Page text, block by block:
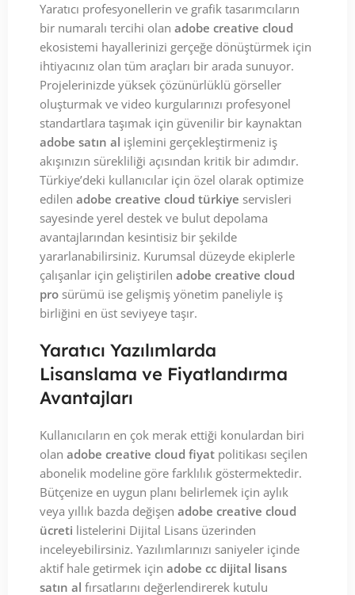
Yaratıcı profesyonellerin ve grafik tasarımcıların
bir numaralı tercihi olan adobe creative cloud
ekosistemi hayallerinizi gerçeğe dönüştürmek için
ihtiyacınız olan tüm araçları bir arada sunuyor.
Projelerinizde yüksek çözünürlüklü görseller
oluşturmak ve video kurgularınızı profesyonel
standartlara taşımak için güvenilir bir kaynaktan
adobe satın al işlemini gerçekleştirmeniz iş
akışınızın sürekliliği açısından kritik bir adımdır.
Türkiye’deki kullanıcılar için özel olarak optimize
edilen adobe creative cloud türkiye servisleri
sayesinde yerel destek ve bulut depolama
avantajlarından kesintisiz bir şekilde
yararlanabilirsiniz. Kurumsal düzeyde ekiplerle
çalışanlar için geliştirilen adobe creative cloud
pro sürümü ise gelişmiş yönetim paneliyle iş
birliğini en üst seviyeye taşır.
Yaratıcı Yazılımlarda
Lisanslama ve Fiyatlandırma
Avantajları
Kullanıcıların en çok merak ettiği konulardan biri
olan adobe creative cloud fiyat politikası seçilen
abonelik modeline göre farklılık göstermektedir.
Bütçenize en uygun planı belirlemek için aylık
veya yıllık bazda değişen adobe creative cloud
ücreti listelerini Dijital Lisans üzerinden
inceleyebilirsiniz. Yazılımlarınızı saniyeler içinde
aktif hale getirmek için adobe cc dijital lisans
satın al fırsatlarını değerlendirerek kutulu